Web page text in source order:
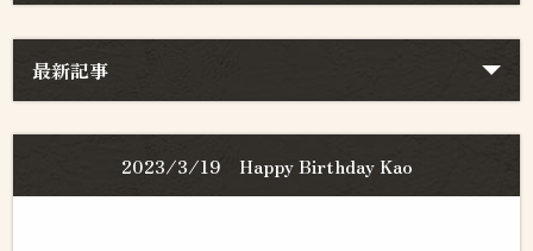
最新記事
2023/3/19 Happy Birthday Kao